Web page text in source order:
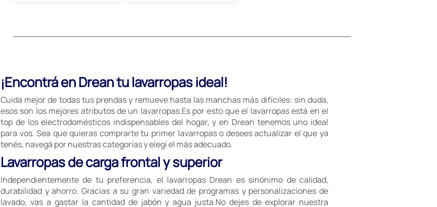
¡Encontrá en Drean tu lavarropas ideal!
Cuida mejor de todas tus prendas y remueve hasta las manchas más difíciles: sin duda,
esos son los mejores atributos de un lavarropas.Es por esto que el lavarropas está en el
top de los electrodomésticos indispensables del hogar, y en Drean tenemos uno ideal
para vos. Sea que quieras comprarte tu primer lavarropas o desees actualizar el que ya
tenés, navegá por nuestras categorías y elegí el más adecuado.
Lavarropas de carga frontal y superior
Independientemente de tu preferencia, el lavarropas Drean es sinónimo de calidad,
durabilidad y ahorro. Gracias a su gran variedad de programas y personalizaciones de
lavado, vas a gastar la cantidad de jabón y agua justa.No dejes de explorar nuestra